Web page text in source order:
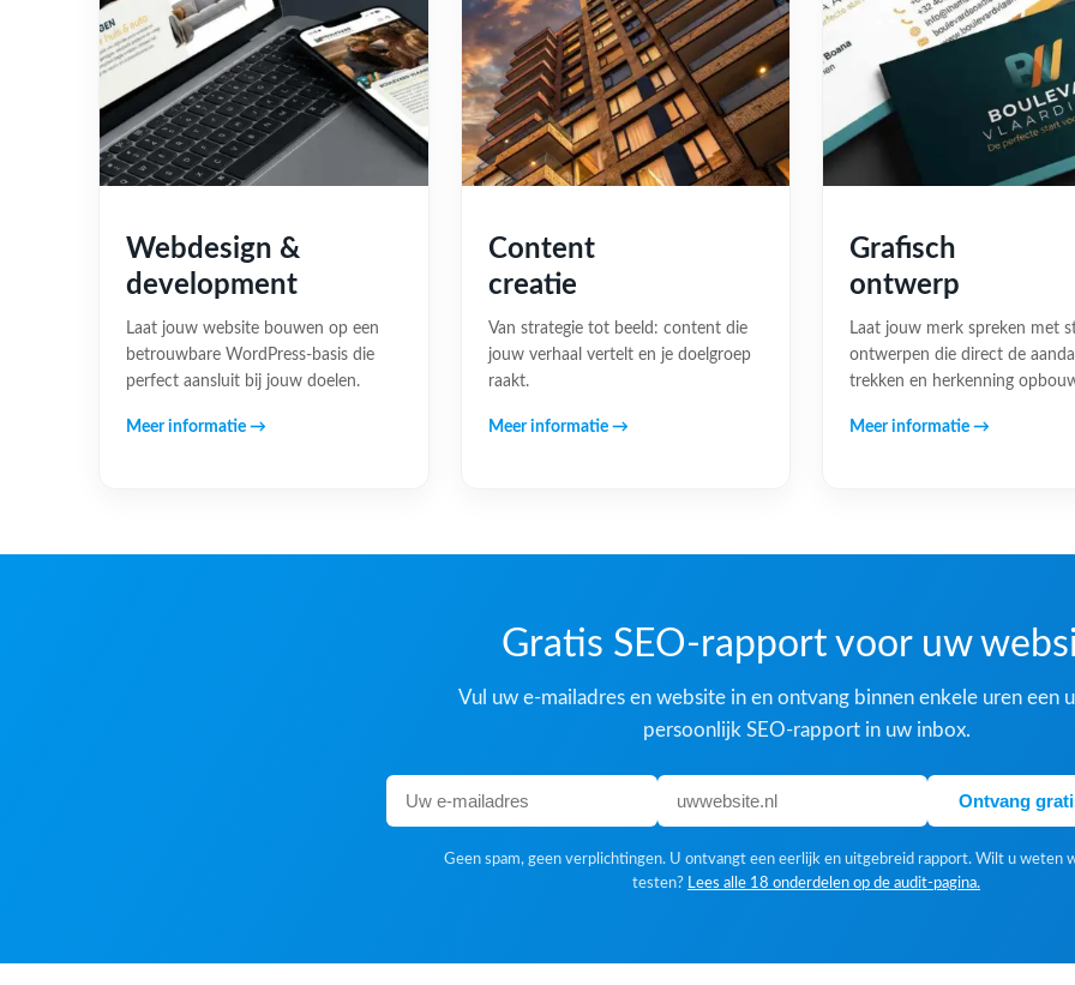
Webdesign &
development
Laat jouw website bouwen op een
betrouwbare WordPress-basis die
perfect aansluit bij jouw doelen.
Meer informatie →
Content
creatie
Van strategie tot beeld: content die
jouw verhaal vertelt en je doelgroep
raakt.
Meer informatie →
Grafisch
ontwerp
Laat jouw merk spreken met
ontwerpen die direct de
trekken en herkenning
Meer informatie →
Gratis SEO-rapport voor uw
Vul uw e-mailadres en website in en ontvang binnen enkele uren een
persoonlijk SEO-rapport in uw inbox.
Ontvang
Geen spam, geen verplichtingen. U ontvangt een eerlijk en uitgebreid rapport. Wilt u weten
testen? Lees alle 18 onderdelen op de audit-pagina.